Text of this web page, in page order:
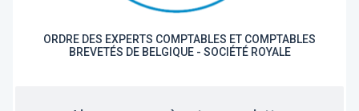
ORDRE DES EXPERTS COMPTABLES ET COMPTABLES
BREVETÉS DE BELGIQUE - SOCIÉTÉ ROYALE